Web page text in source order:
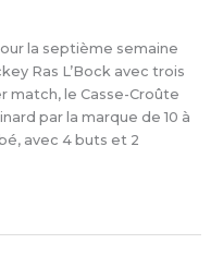
la septième semaine
Ras L’Bock avec trois
match, le Casse-Croûte
par la marque de 10 à
avec 4 buts et 2